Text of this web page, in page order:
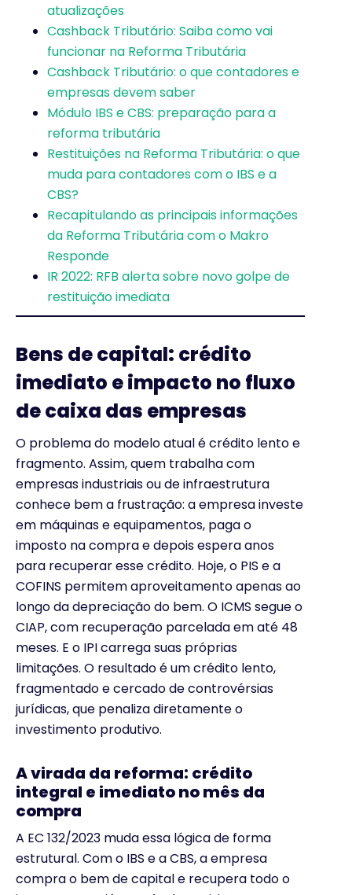
atualizações
Cashback Tributário: Saiba como vai
funcionar na Reforma Tributária
Cashback Tributário: o que contadores e
empresas devem saber
Módulo IBS e CBS: preparação para a
reforma tributária
Restituições na Reforma Tributária: o que
muda para contadores com o IBS e a
CBS?
Recapitulando as principais informações
da Reforma Tributária com o Makro
Responde
IR 2022: RFB alerta sobre novo golpe de
restituição imediata
Bens de capital: crédito
imediato e impacto no fluxo
de caixa das empresas
O problema do modelo atual é crédito lento e
fragmento. Assim, quem trabalha com
empresas industriais ou de infraestrutura
conhece bem a frustração: a empresa investe
em máquinas e equipamentos, paga o
imposto na compra e depois espera anos
para recuperar esse crédito. Hoje, o PIS e a
COFINS permitem aproveitamento apenas ao
longo da depreciação do bem. O ICMS segue o
CIAP, com recuperação parcelada em até 48
meses. E o IPI carrega suas próprias
limitações. O resultado é um crédito lento,
fragmentado e cercado de controvérsias
jurídicas, que penaliza diretamente o
investimento produtivo.
A virada da reforma: crédito
integral e imediato no mês da
compra
A EC 132/2023 muda essa lógica de forma
estrutural. Com o IBS e a CBS, a empresa
compra o bem de capital e recupera todo o